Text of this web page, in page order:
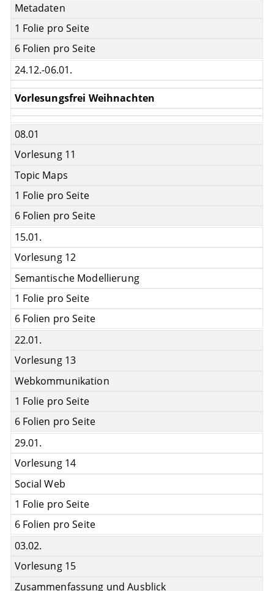
Metadaten
1 Folie pro Seite
6 Folien pro Seite
24.12.-06.01.
Vorlesungsfrei Weihnachten
08.01
Vorlesung 11
Topic Maps
1 Folie pro Seite
6 Folien pro Seite
15.01.
Vorlesung 12
Semantische Modellierung
1 Folie pro Seite
6 Folien pro Seite
22.01.
Vorlesung 13
Webkommunikation
1 Folie pro Seite
6 Folien pro Seite
29.01.
Vorlesung 14
Social Web
1 Folie pro Seite
6 Folien pro Seite
03.02.
Vorlesung 15
Zusammenfassung und Ausblick